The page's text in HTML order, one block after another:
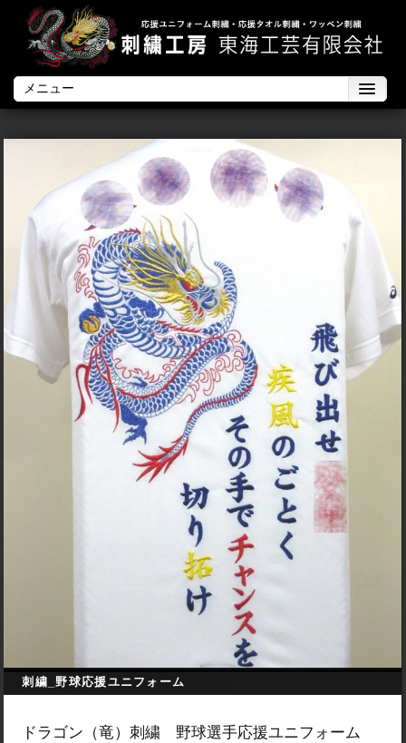
刺繍_野球応援ユニフォーム
ドラゴン（竜）刺繍 野球選手応援ユニフォーム